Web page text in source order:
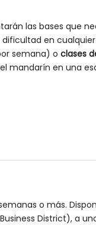
las bases que
en
semana) o clases
mandarín en una
o más.
District), a